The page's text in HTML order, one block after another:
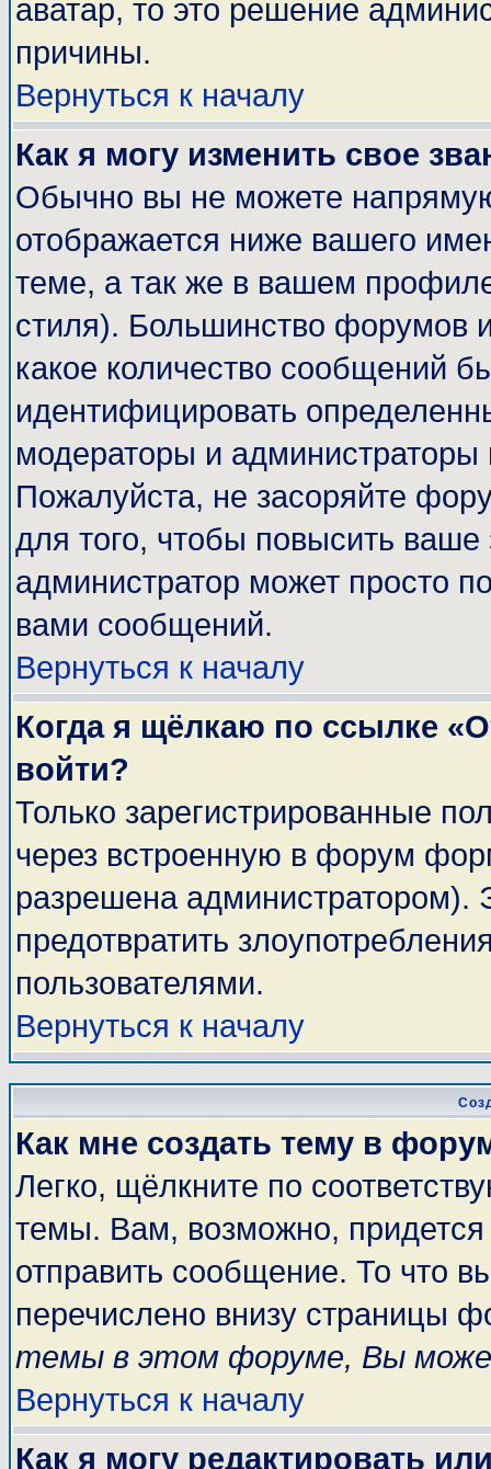
аватар, то это решение
причины.
Вернуться к началу
Как я могу изменить свое
Обычно вы не можете
отображается ниже вашего
теме, а так же в вашем
стиля). Большинство форумов
какое количество сообщений
идентифицировать
модераторы и администраторы
Пожалуйста, не засоряйте
для того, чтобы повысить
администратор может просто
вами сообщений.
Вернуться к началу
Когда я щёлкаю по ссылке
войти?
Только зарегистрированные
через встроенную в форум
разрешена администратором).
предотвратить
пользователями.
Вернуться к началу
Как мне создать тему в
Легко, щёлкните по
темы. Вам, возможно, придется
отправить сообщение. То что
перечислено внизу страницы
темы в этом форуме, Вы
Вернуться к началу
Как я могу редактировать